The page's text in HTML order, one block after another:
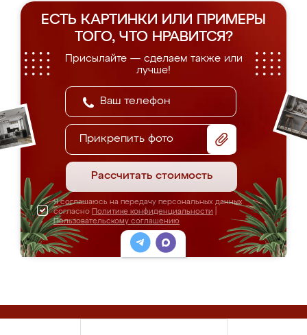
ЕСТЬ КАРТИНКИ ИЛИ ПРИМЕРЫ
ТОГО, ЧТО НРАВИТСЯ?
Присылайте — сделаем также или
лучше!
Прикрепить фото
Рассчитать стоимость
Я соглашаюсь на передачу персональных данных
согласно Политике конфиденциальности
Пользовательскому соглашению